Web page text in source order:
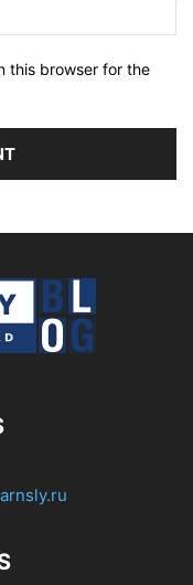
this browser for the